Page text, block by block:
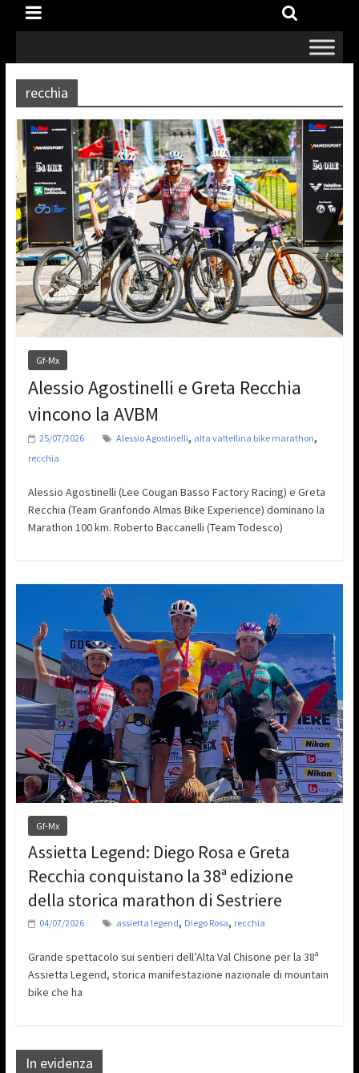
recchia
Gf-Mx
Alessio Agostinelli e Greta Recchia
vincono la AVBM
25/07/2026 Alessio Agostinelli, alta valtellina bike marathon,
recchia
Alessio Agostinelli (Lee Cougan Basso Factory Racing) e Greta
Recchia (Team Granfondo Almas Bike Experience) dominano la
Marathon 100 km. Roberto Baccanelli (Team Todesco)
Gf-Mx
Assietta Legend: Diego Rosa e Greta
Recchia conquistano la 38ª edizione
della storica marathon di Sestriere
04/07/2026 assietta legend, Diego Rosa, recchia
Grande spettacolo sui sentieri dell’Alta Val Chisone per la 38ª
Assietta Legend, storica manifestazione nazionale di mountain
bike che ha
In evidenza